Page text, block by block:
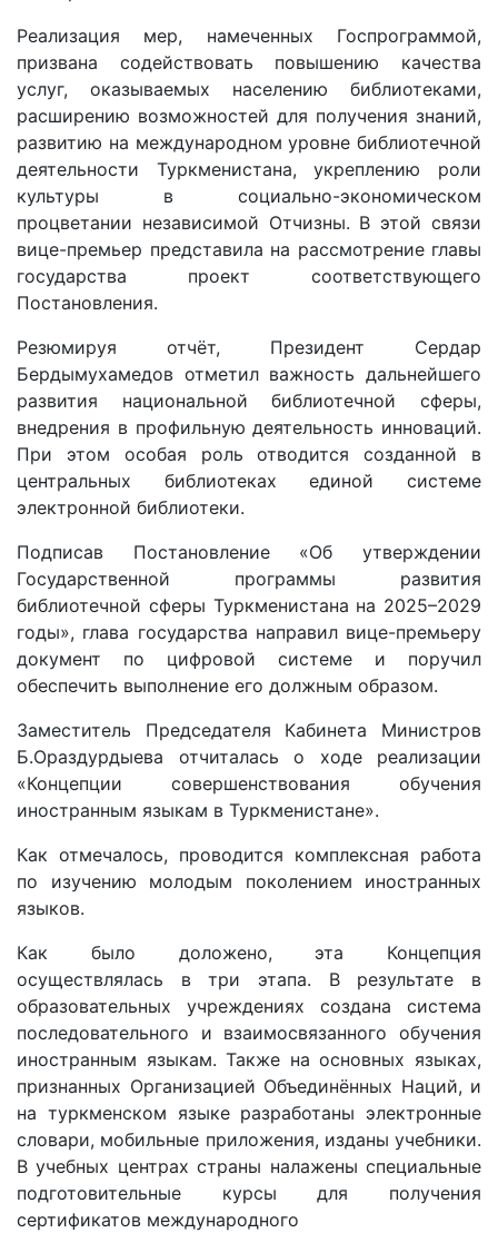
Реализация мер, намеченных Госпрограммой,
призвана содействовать повышению качества
услуг, оказываемых населению библиотеками,
расширению возможностей для получения знаний,
развитию на международном уровне библиотечной
деятельности Туркменистана, укреплению роли
культуры в социально-экономическом
процветании независимой Отчизны. В этой связи
вице-премьер представила на рассмотрение главы
государства проект соответствующего
Постановления.
Резюмируя отчёт, Президент Сердар
Бердымухамедов отметил важность дальнейшего
развития национальной библиотечной сферы,
внедрения в профильную деятельность инноваций.
При этом особая роль отводится созданной в
центральных библиотеках единой системе
электронной библиотеки.
Подписав Постановление «Об утверждении
Государственной программы развития
библиотечной сферы Туркменистана на 2025–2029
годы», глава государства направил вице-премьеру
документ по цифровой системе и поручил
обеспечить выполнение его должным образом.
Заместитель Председателя Кабинета Министров
Б.Ораздурдыева отчиталась о ходе реализации
«Концепции совершенствования обучения
иностранным языкам в Туркменистане».
Как отмечалось, проводится комплексная работа
по изу­чению молодым поколением иностранных
языков.
Как было доложено, эта Концепция
осуществлялась в три этапа. В результате в
образовательных учреждениях создана система
последовательного и взаимосвязанного обучения
иностранным языкам. Также на основных языках,
признанных Организацией Объединённых Наций, и
на туркменском языке разработаны электронные
словари, мобильные приложения, изданы учебники.
В учебных центрах страны налажены специальные
подготовительные курсы для получения
сертификатов международного